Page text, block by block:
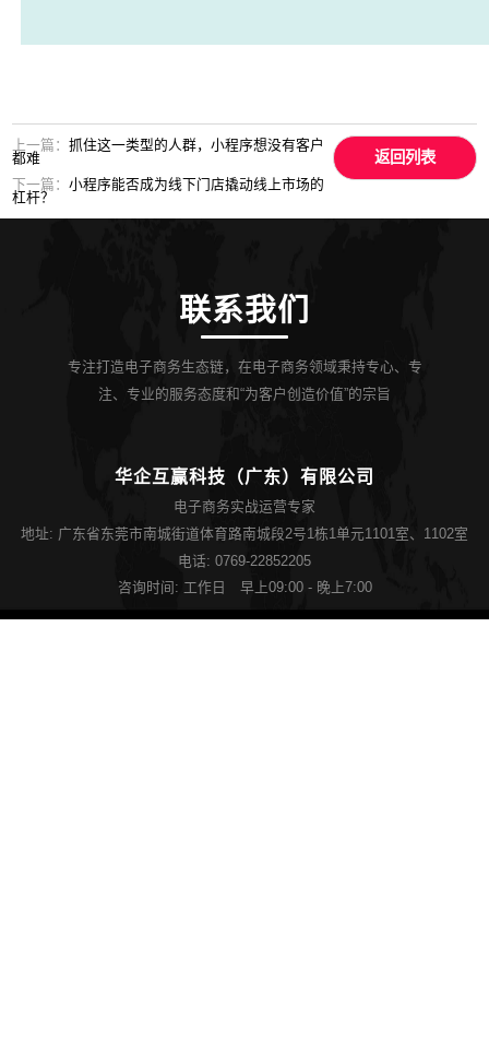
返回列表
上一篇：抓住这一类型的人群，小程序想没有客户
都难
下一篇：小程序能否成为线下门店撬动线上市场的
杠杆？
联系我们
专注打造电子商务生态链，在电子商务领域秉持专心、专
注、专业的服务态度和“为客户创造价值”的宗旨
华企互赢科技（广东）有限公司
电子商务实战运营专家
地址: 广东省东莞市南城街道体育路南城段2号1栋1单元1101室、1102室
电话: 0769-22852205
咨询时间: 工作日 早上09:00 - 晚上7:00